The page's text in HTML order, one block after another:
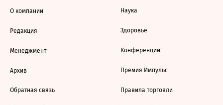
О компании
Редакция
Менеджмент
Архив
Обратная связь
Наука
Здоровье
Конференции
Премия Импульс
Правила торговли